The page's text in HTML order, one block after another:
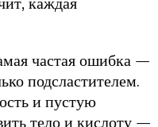
частая ошибка —
подсластителем.
и пустую
тело и кислоту —